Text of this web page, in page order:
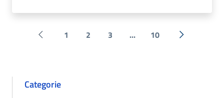
Pagina precedente
1 2 3 ... 10 Successiva
Categorie